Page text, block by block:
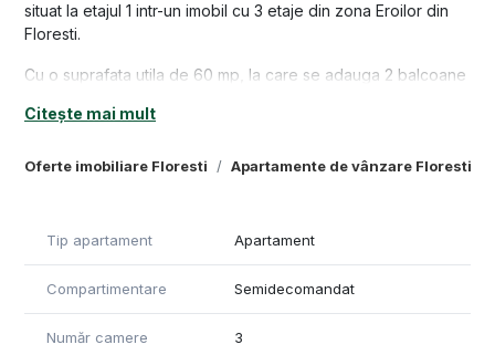
Oferte imobiliare Floresti Apartamente de vânzare Floresti
situat la etajul 1 intr-un imobil cu 3 etaje din zona Eroilor din
Floresti.
Cu o suprafata utila de 60 mp, la care se adauga 2 balcoane
astfel: 2 dormitoare, 1 living generos cu bucatarie, 1 baie, 1
Beneficiaza si de un garaj de 30 mp pentru 2 masini, care se
Se vinde finisat si partial mobilat si incude mobilierul de
bucatarie, baia utilata si cateva piese de mobilier pentru
Detine certificat de performanta energetica si va fi predat
Citește mai mult
Tip apartament Apartament
Compartimentare Semidecomandat
Număr camere 3